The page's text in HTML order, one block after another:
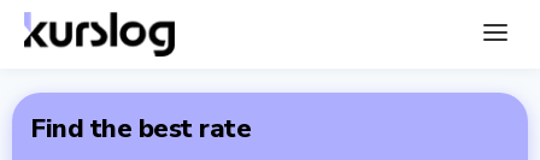
Find the best rate